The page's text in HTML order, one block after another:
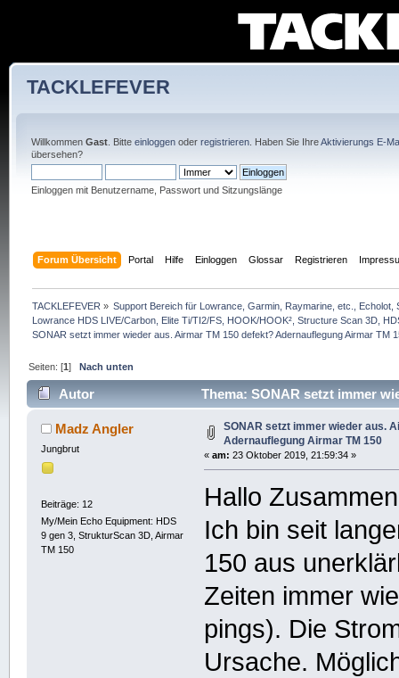
TACKLEFEVER
Willkommen Gast. Bitte einloggenoder registrieren. Haben Sie IhreAktivierungs E-
übersehen?
Einloggen mit Benutzername, Passwort und Sitzungslänge
Forum Übersicht Portal Hilfe Einloggen Glossar Registrieren
TACKLEFEVER » Support Bereich für Lowrance, Garmin, Raymarine, etc.,
Lowrance HDS LIVE/Carbon, Elite Ti/TI2/FS, HOOK/HOOK², Structure Scan 3D,
SONAR setzt immer wieder aus. Airmar TM 150 defekt? Adernauflegung Airmar TM
Seiten: [1]Nach unten
Autor
Thema: SONAR setzt immer
(Gelesen 9894 mal)
Madz Angler
Jungbrut
Beiträge: 12
My/Mein Echo Equipment: HDS
9 gen 3, StrukturScan 3D, Airmar
TM 150
SONAR setzt immer wieder aus.
Adernauflegung Airmar TM 150
«am: 23 Oktober 2019, 21:59:34 »
Hallo
Ich bin seit
150 aus
Zeiten immer
pings). Die
Ursache.